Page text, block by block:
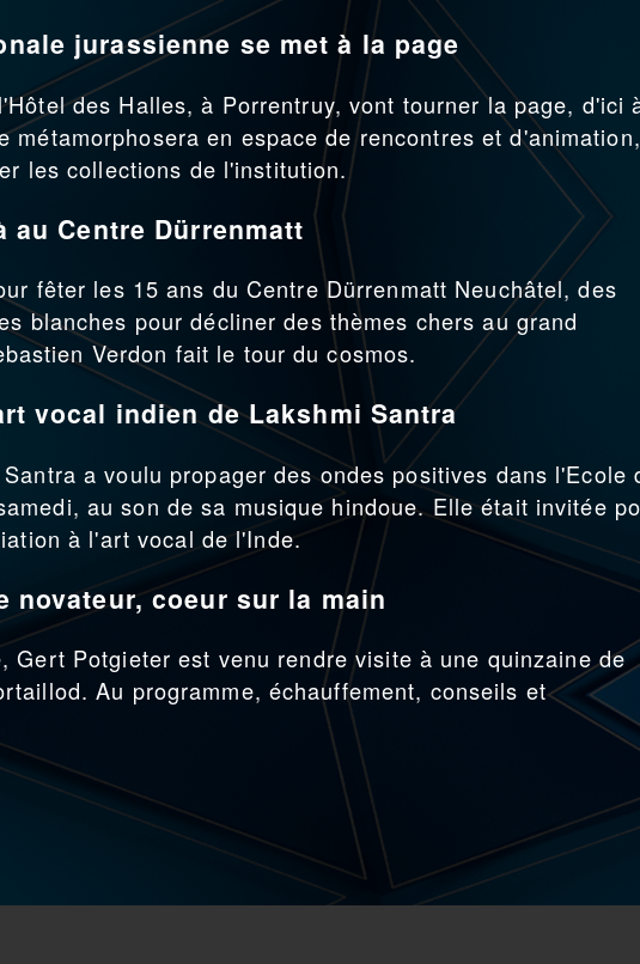
jurassienne se met à la page
des Halles, à Porrentruy, vont tourner la page, d'ici
métamorphosera en espace de rencontres et d'animation,
les collections de l'institution.
Centre Dürrenmatt
fêter les 15 ans du Centre Dürrenmatt Neuchâtel, des
blanches pour décliner des thèmes chers au grand
Verdon fait le tour du cosmos.
vocal indien de Lakshmi Santra
a voulu propager des ondes positives dans l'Ecole
au son de sa musique hindoue. Elle était invitée
à l'art vocal de l'Inde.
novateur, coeur sur la main
Gert Potgieter est venu rendre visite à une quinzaine de
Au programme, échauffement, conseils et